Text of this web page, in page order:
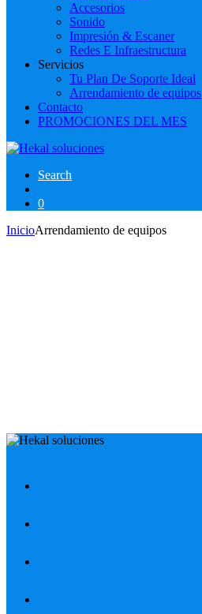
Accesorios
Sonido
Impresión & Escaner
Redes E Infraestructura
Servicios
Tu Plan De Soporte Ideal
Arrendamiento de equipos
Contacto
PROMOCIONES DEL MES
Search
0
InicioArrendamiento de equipos